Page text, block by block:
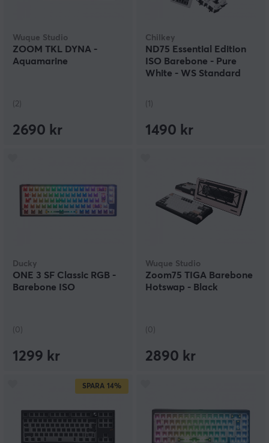
Wuque Studio
ZOOM TKL DYNA -
Aquamarine
(2)
2690 kr
Chilkey
ND75 Essential Edition
ISO Barebone - Pure
White - WS Standard
(1)
1490 kr
Ducky
ONE 3 SF Classic RGB -
Barebone ISO
(0)
1299 kr
Wuque Studio
Zoom75 TIGA Barebone
Hotswap - Black
(0)
2890 kr
SPARA 14%